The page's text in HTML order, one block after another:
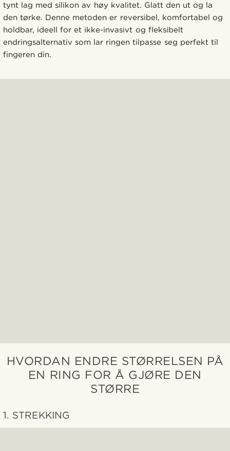
tynt lag med silikon av høy kvalitet. Glatt den ut og la
den tørke. Denne metoden er reversibel, komfortabel og
holdbar, ideell for et ikke-invasivt og fleksibelt
endringsalternativ som lar ringen tilpasse seg perfekt til
fingeren din.
HVORDAN ENDRE STØRRELSEN PÅ
EN RING FOR Å GJØRE DEN
STØRRE
1. STREKKING